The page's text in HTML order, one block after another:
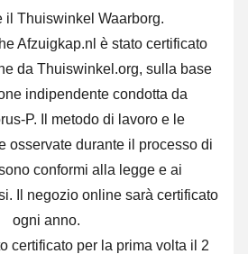
il Thuiswinkel Waarborg.
Afzuigkap.nl è stato certificato
da Thuiswinkel.org, sulla base
indipendente condotta da
P. Il metodo di lavoro e le
osservate durante il processo di
conformi alla legge e ai
Il negozio online sarà certificato
ogni anno.
certificato per la prima volta il 2